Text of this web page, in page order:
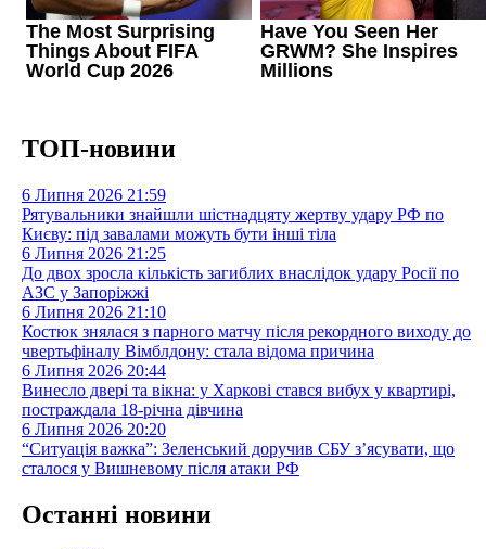
ТОП-новини
6 Липня 2026 21:59
Рятувальники знайшли шістнадцяту жертву удару РФ по
Києву: під завалами можуть бути інші тіла
6 Липня 2026 21:25
До двох зросла кількість загиблих внаслідок удару Росії по
АЗС у Запоріжжі
6 Липня 2026 21:10
Костюк знялася з парного матчу після рекордного виходу до
чвертьфіналу Вімблдону: стала відома причина
6 Липня 2026 20:44
Винесло двері та вікна: у Харкові стався вибух у квартирі,
постраждала 18-річна дівчина
6 Липня 2026 20:20
“Ситуація важка”: Зеленський доручив СБУ з’ясувати, що
сталося у Вишневому після атаки РФ
Останні новини